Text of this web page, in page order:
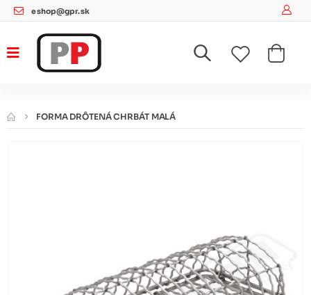
eshop@gpr.sk
FORMA DRÔTENÁ CHRBÁT MALÁ